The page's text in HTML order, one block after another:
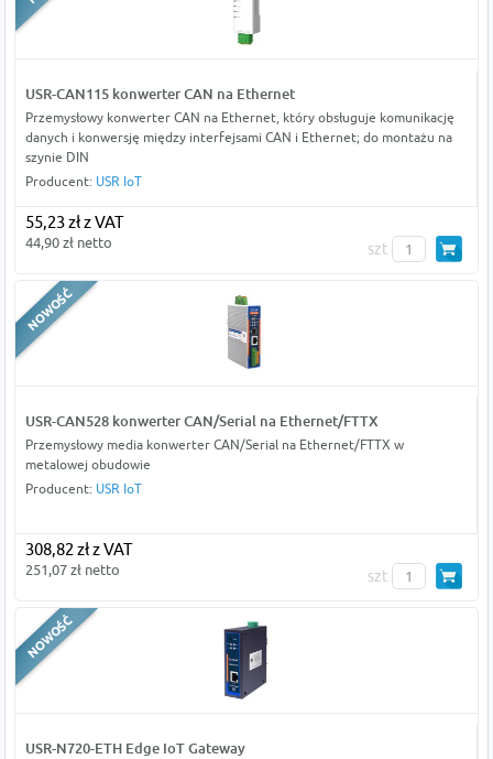
USR-CAN115 konwerter CAN na Ethernet
Przemysłowy konwerter CAN na Ethernet, który obsługuje komunikację
danych i konwersję między interfejsami CAN i Ethernet; do montażu na
szynie DIN
Producent: USR IoT
55,23 zł z VAT
44,90 zł netto szt
USR-CAN528 konwerter CAN/Serial na Ethernet/FTTX
Przemysłowy media konwerter CAN/Serial na Ethernet/FTTX w
metalowej obudowie
Producent: USR IoT
308,82 zł z VAT
251,07 zł netto szt
USR-N720-ETH Edge IoT Gateway